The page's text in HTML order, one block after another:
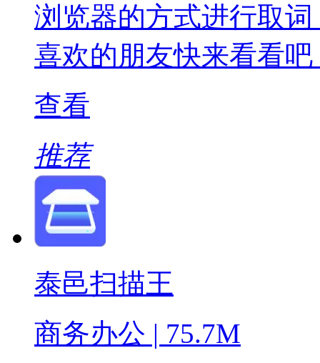
浏览器的方式进行取
喜欢的朋友快来看看吧
查看
推荐
泰邑扫描王
商务办公 | 75.7M